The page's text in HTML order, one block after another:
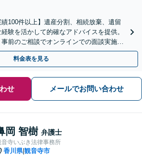
績100件以上】遺産分割、相続放棄、遺留
験を活かして的確なアドバイスを提供。
前のご相談でオンラインでの面談実施が
市役所前駅6分】
料金表を見る
せ メールでお問い合わせ
岡 智樹 弁護士
音寺いぶき法律事務所
香川県|観音寺市